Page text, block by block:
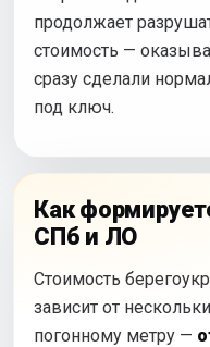
продолжает
стоимость —
сразу сделали
под ключ.
Как
СПб и ЛО
Стоимость
зависит от
погонному метру —